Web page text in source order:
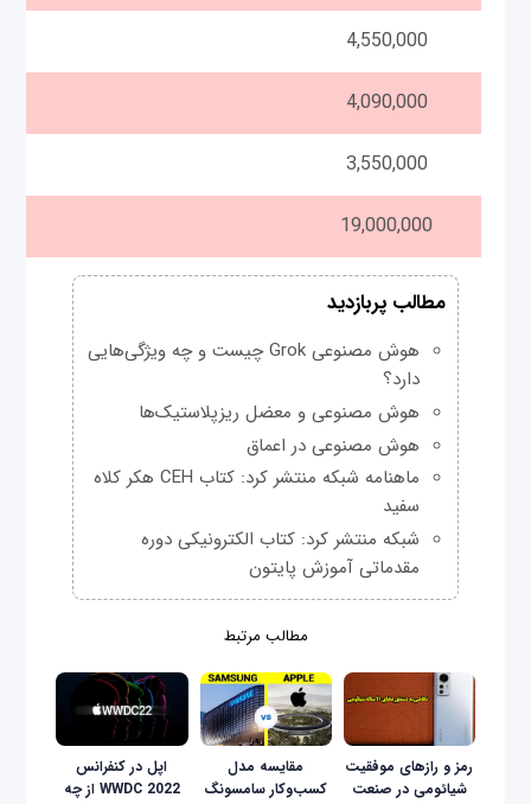
4,550,000
4,090,000
3,550,000
19,000,000
مطالب پربازدید
هوش مصنوعی Grok چیست و چه ویژگی‌هایی
دارد؟
هوش مصنوعی و معضل ریزپلاستیک‌ها
هوش مصنوعی در اعماق
ماهنامه شبکه منتشر کرد: کتاب CEH هکر کلاه
سفید
شبکه منتشر کرد: کتاب الکترونیکی دوره
مقدماتی آموزش پایتون
مطالب مرتبط
رمز و رازهای موفقیت
شیائومی در صنعت
مقایسه مدل
کسب‌و‌کار سامسونگ
اپل در کنفرانس
WWDC 2022 از چه